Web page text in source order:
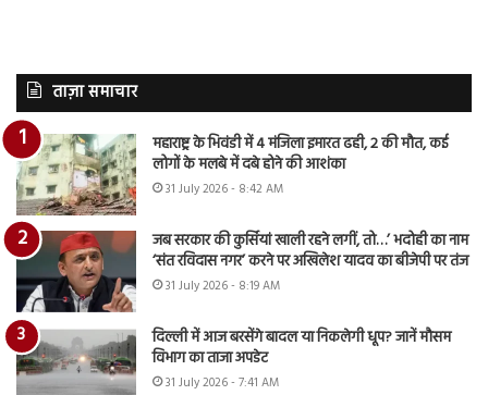
ताज़ा समाचार
महाराष्ट्र के भिवंडी में 4 मंजिला इमारत ढही, 2 की मौत, कई
लोगों के मलबे में दबे होने की आशंका
31 July 2026 - 8:42 AM
जब सरकार की कुर्सियां खाली रहने लगीं, तो…’ भदोही का नाम
‘संत रविदास नगर’ करने पर अखिलेश यादव का बीजेपी पर तंज
31 July 2026 - 8:19 AM
दिल्ली में आज बरसेंगे बादल या निकलेगी धूप? जानें मौसम
विभाग का ताजा अपडेट
31 July 2026 - 7:41 AM